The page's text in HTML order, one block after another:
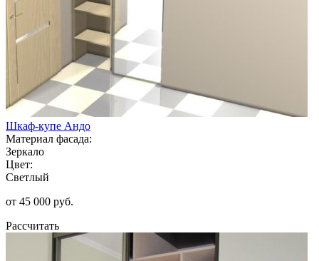
Шкаф-купе Андо
Материал фасада:
Зеркало
Цвет:
Светлый
от 45 000 руб.
Рассчитать